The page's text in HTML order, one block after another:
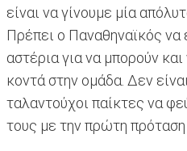
είναι να γίνουμε μία
Πρέπει ο Παναθηναϊκός να
αστέρια για να μπορούν
κοντά στην ομάδα. Δεν
ταλαντούχοι παίκτες να
τους με την πρώτη